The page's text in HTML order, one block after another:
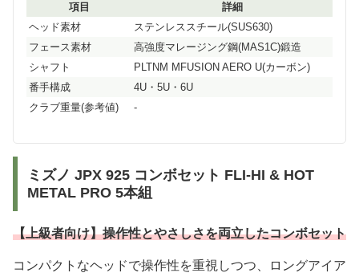
項目
詳細
ヘッド素材
ステンレススチール(SUS630)
フェース素材
高強度マレージング鋼(MAS1C)鍛造
シャフト
PLTNM MFUSION AERO U(カーボン)
番手構成
4U・5U・6U
クラブ重量(参考値)
-
ミズノ JPX 925 コンボセット FLI-HI & HOT
METAL PRO 5本組
【上級者向け】操作性とやさしさを両立したコンボセット
コンパクトなヘッドで操作性を重視しつつ、ロングアイア